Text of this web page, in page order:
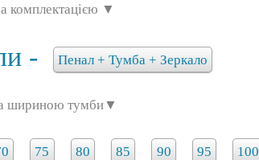
комплектацією ▼
- Пенал + Тумба + Зеркало
шириною тумби▼
75 80 85 90 95 100